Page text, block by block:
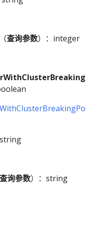
（查询参数）：integer
查询参数）：string